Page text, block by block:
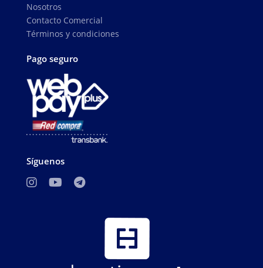
Nosotros
Contacto Comercial
Términos y condiciones
Pago seguro
Síguenos